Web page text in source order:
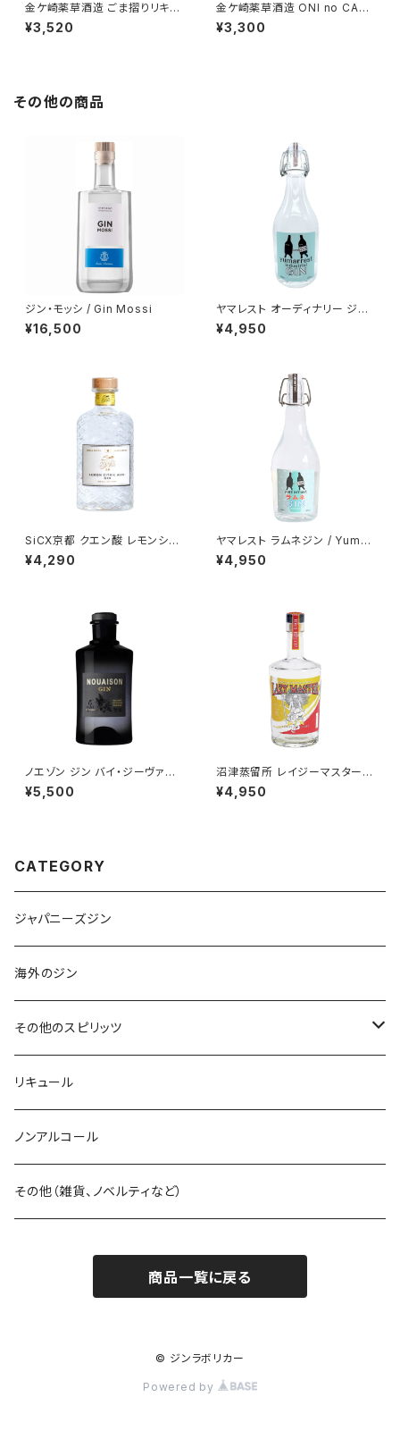
金ケ崎薬草酒造 ごま摺りリキュ
ール
¥3,520
金ケ崎薬草酒造 ONI no CAFE
Liqueur / 国産コーヒーリキュ
ール
¥3,300
その他の商品
ジン・モッシ / Gin Mossi
¥16,500
ヤマレスト オーディナリー ジン
/ Yumarrest ordinary GIN
¥4,950
SiCX京都 クエン酸 レモンシト
リックアシッドジン / LEMON C
ITRIC ACID GIN
¥4,290
ヤマレスト ラムネジン / Yumar
rest Ramune GIN
¥4,950
ノエゾン ジン バイ・ジーヴァイ
ン / NOUAISON GIN by G'vi
ne
¥5,500
沼津蒸留所 レイジーマスター
シルキーシトラス / LAZY MAS
TER ~Silky Citrus~
¥4,950
CATEGORY
ジャパニーズジン
海外のジン
その他のスピリッツ
アブサン
ラム
リキュール
ノンアルコール
その他（雑貨、ノベルティなど）
商品一覧に戻る
© ジンラボリカー
Powered by